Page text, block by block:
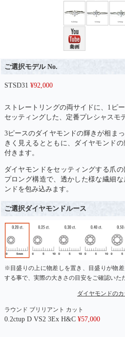
ご選択モデル No.
STSD31 ¥92,000
ストレートリングの両サイドに、1ピ
セッティングした、定番プレシャスモ
3ピースのダイヤモンドの輝きが相ま
きく見えるとともに、ダイヤモンド
付きます。
ダイヤモンドをセッティングする爪
プロング構造で、透かした様な繊細
ンドを包み込みます。
ご選択ダイヤモンドルース
※目盛りの上に物差しを置き、目盛りが物
する事で、実際の大きさの目安をご確認いた
ダイヤモンドのカ
ラウンド ブリリアント カット
0.2ctup D VS2 3Ex H&C ¥57,000